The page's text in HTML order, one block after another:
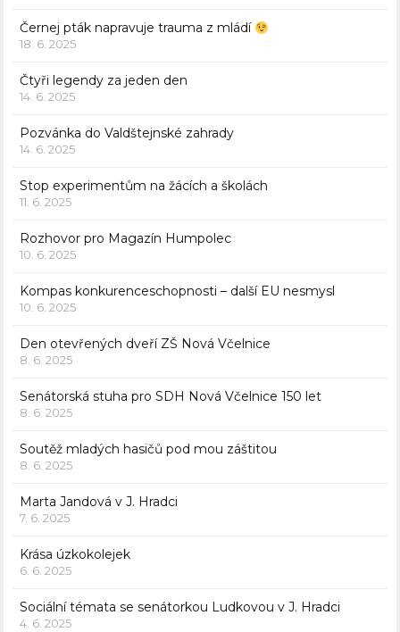
Černej pták napravuje trauma z mládí
18. 6. 2025
Čtyři legendy za jeden den
14. 6. 2025
Pozvánka do Valdštejnské zahrady
14. 6. 2025
Stop experimentům na žácích a školách
11. 6. 2025
Rozhovor pro Magazín Humpolec
10. 6. 2025
Kompas konkurenceschopnosti – další EU nesmysl
10. 6. 2025
Den otevřených dveří ZŠ Nová Včelnice
8. 6. 2025
Senátorská stuha pro SDH Nová Včelnice 150 let
8. 6. 2025
Soutěž mladých hasičů pod mou záštitou
8. 6. 2025
Marta Jandová v J. Hradci
7. 6. 2025
Krása úzkokolejek
6. 6. 2025
Sociální témata se senátorkou Ludkovou v J. Hradci
4. 6. 2025